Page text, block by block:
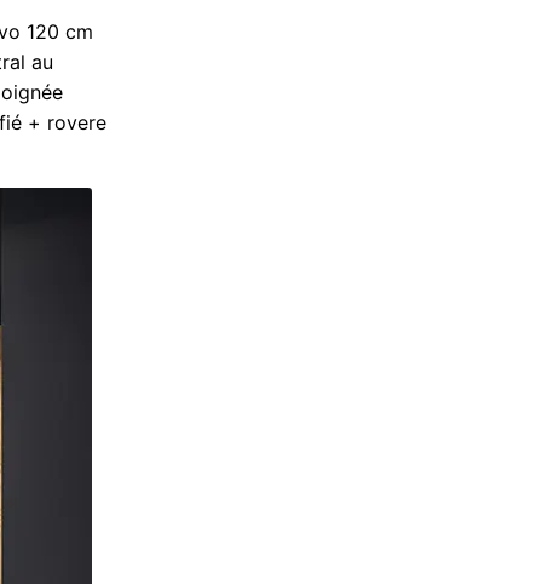
120 cm
au
+ rovere